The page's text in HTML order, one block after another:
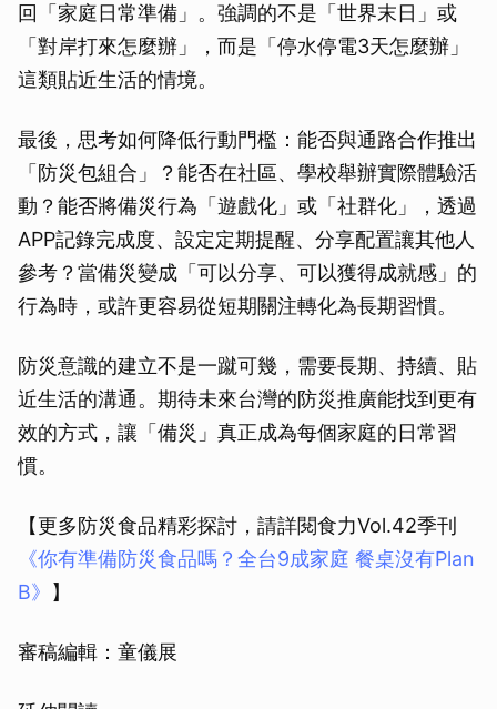
回「家庭日常準備」。強調的不是「世界末日」或
「對岸打來怎麼辦」，而是「停水停電3天怎麼辦」
這類貼近生活的情境。
最後，思考如何降低行動門檻：能否與通路合作推出
「防災包組合」？能否在社區、學校舉辦實際體驗活
動？能否將備災行為「遊戲化」或「社群化」，透過
APP記錄完成度、設定定期提醒、分享配置讓其他人
參考？當備災變成「可以分享、可以獲得成就感」的
行為時，或許更容易從短期關注轉化為長期習慣。
防災意識的建立不是一蹴可幾，需要長期、持續、貼
近生活的溝通。期待未來台灣的防災推廣能找到更有
效的方式，讓「備災」真正成為每個家庭的日常習
慣。
【更多防災食品精彩探討，請詳閱食力Vol.42季刊
《你有準備防災食品嗎？全台9成家庭 餐桌沒有Plan
B》
】
審稿編輯：童儀展